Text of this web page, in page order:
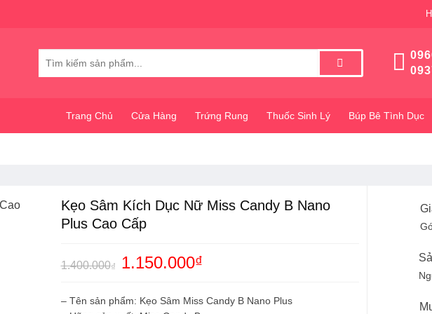
kiếm:
Trang Chủ Cửa Hàng Trứng Rung Thuốc Sinh Lý Búp Bê Tình Dục
Kẹo Sâm Kích Dục Nữ Miss Candy B Nano
Plus Cao Cấp
1.400.000₫
Giá
gốc
1.150.000₫
1.150.000₫.
– Tên sản phẩm: Kẹo Sâm Miss Candy B Nano Plus